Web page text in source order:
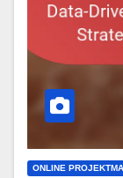
ONLINE